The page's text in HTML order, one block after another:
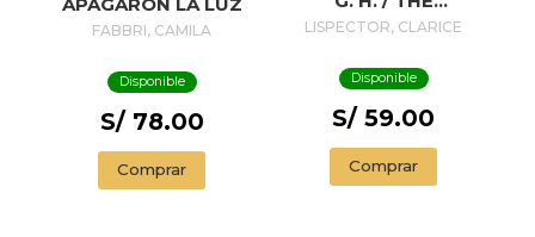
FABBRI, CAMILA
Disponible
S/ 78.00
Comprar
PASSION
H.
LISPECTOR, CLARICE
Disponible
S/ 59.00
Comprar